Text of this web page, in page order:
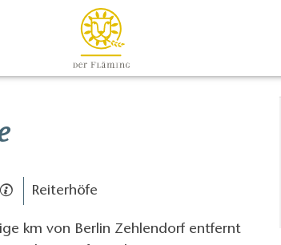
Reiterhöfe
km von Berlin Zehlendorf entfernt